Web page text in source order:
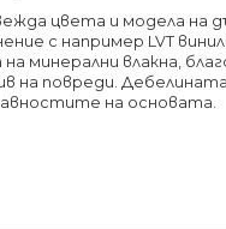
цвета и модела на
с например LVT
минерални влакна,
на повреди.
на основата.